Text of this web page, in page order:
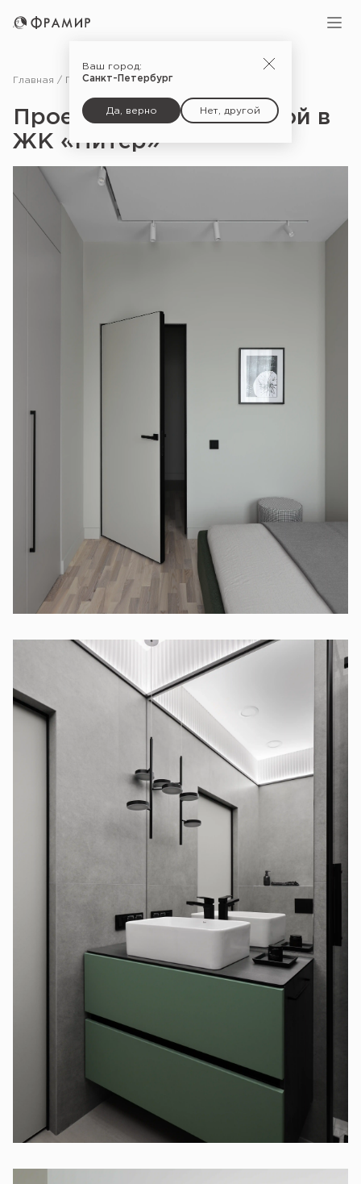
Ваш город:
Санкт-Петербург
Да, верно Нет, другой
Главная Портфолио
Проект Натальи Бочиной в
ЖК «Питер»